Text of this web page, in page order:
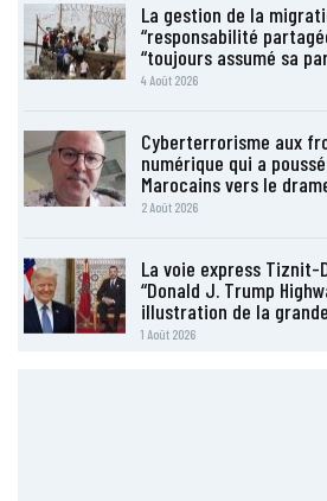
La gestion de la
“responsabilité
“toujours assumé sa
4 Août 2026
Cyberterrorisme aux
numérique qui a
Marocains vers le
2 Août 2026
La voie express Tiznit-
“Donald J. Trump
illustration de la
1 Août 2026